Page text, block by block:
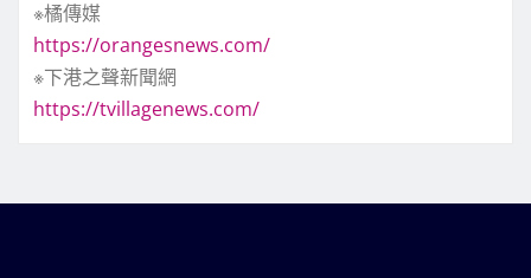
※橘傳媒
https://orangesnews.com/
※下港之聲新聞網
https://tvillagenews.com/